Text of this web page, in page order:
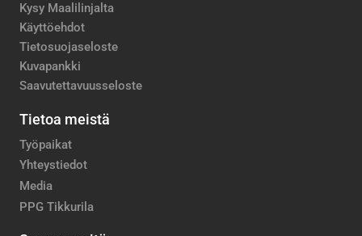
Kysy Maalilinjalta
Käyttöehdot
Tietosuojaseloste
Kuvapankki
Saavutettavuusseloste
Tietoa meistä
Työpaikat
Yhteystiedot
Media
PPG Tikkurila